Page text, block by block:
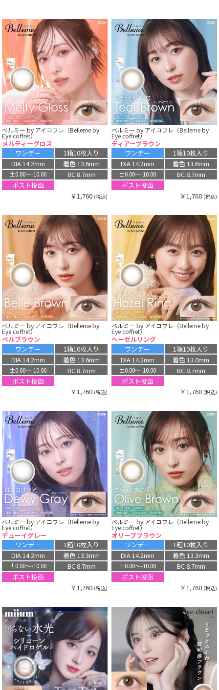
ベルミー by アイコフレ（Belleme by
Eye coffret）
メルティーグロス
ワンデー
1箱10枚入り
DIA 14.2mm
着色 13.6mm
±0.00〜-10.00
BC 8.7mm
ポスト投函
￥1,760 (税込)
ベルミー by アイコフレ（Belleme by
Eye coffret）
ティアーブラウン
ワンデー
1箱10枚入り
DIA 14.2mm
着色 13.6mm
±0.00〜-10.00
BC 8.7mm
ポスト投函
￥1,760 (税込)
ベルミー by アイコフレ（Belleme by
Eye coffret）
ベルブラウン
ワンデー
1箱10枚入り
DIA 14.2mm
着色 13.6mm
±0.00〜-10.00
BC 8.7mm
ポスト投函
￥1,760 (税込)
ベルミー by アイコフレ（Belleme by
Eye coffret）
ヘーゼルリング
ワンデー
1箱10枚入り
DIA 14.2mm
着色 13.0mm
±0.00〜-10.00
BC 8.7mm
ポスト投函
￥1,760 (税込)
ベルミー by アイコフレ（Belleme by
Eye coffret）
デューイグレー
ワンデー
1箱10枚入り
DIA 14.2mm
着色 13.3mm
±0.00〜-10.00
BC 8.7mm
ポスト投函
￥1,760 (税込)
ベルミー by アイコフレ（Belleme by
Eye coffret）
オリーブブラウン
ワンデー
1箱10枚入り
DIA 14.2mm
着色 13.3mm
±0.00〜-10.00
BC 8.7mm
ポスト投函
￥1,760 (税込)